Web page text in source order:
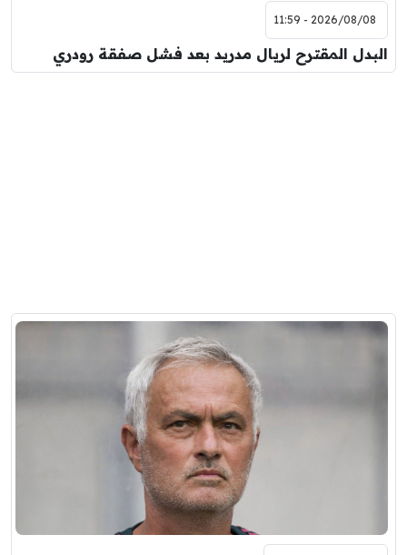
2026/08/08 - 11:59
البدل المقترح لريال مدريد بعد فشل صفقة رودري